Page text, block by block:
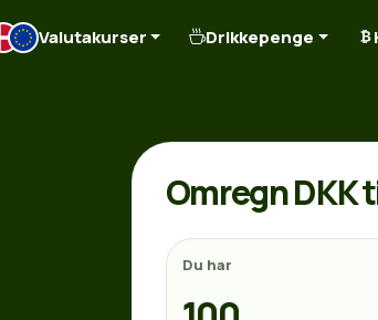
Valutakurser Drikkepenge
Omregn DKK
Du har